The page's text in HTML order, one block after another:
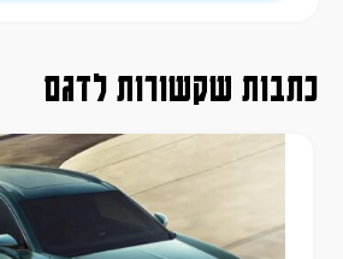
כתבות שקשורות לדגם